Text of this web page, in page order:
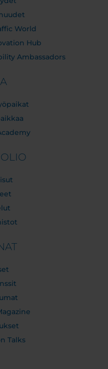
World
Hub
Ambassadors
Talks